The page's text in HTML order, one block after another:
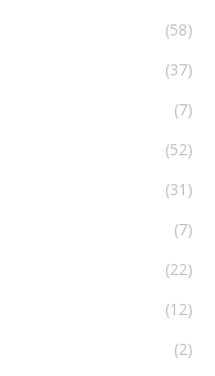
(58)
(37)
(7)
(52)
(31)
(7)
(22)
(12)
(2)